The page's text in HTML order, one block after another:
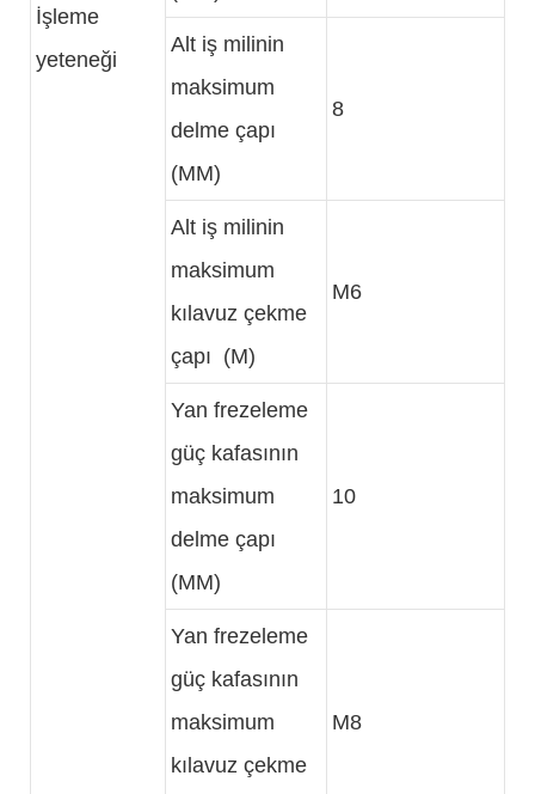
İşleme
yeteneği
Alt iş milinin
maksimum
delme çapı
(MM)
8
Alt iş milinin
maksimum
kılavuz çekme
çapı (M)
M6
Yan frezeleme
güç kafasının
maksimum
delme çapı
(MM)
10
Yan frezeleme
güç kafasının
maksimum
kılavuz çekme
M8